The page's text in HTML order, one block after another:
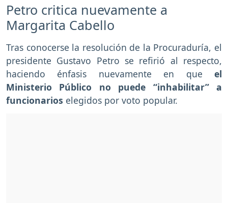
Petro critica nuevamente a
Margarita Cabello
Tras conocerse la resolución de la Procuraduría, el
presidente Gustavo Petro se refirió al respecto,
haciendo énfasis nuevamente en que el
Ministerio Público no puede “inhabilitar” a
funcionarios elegidos por voto popular.